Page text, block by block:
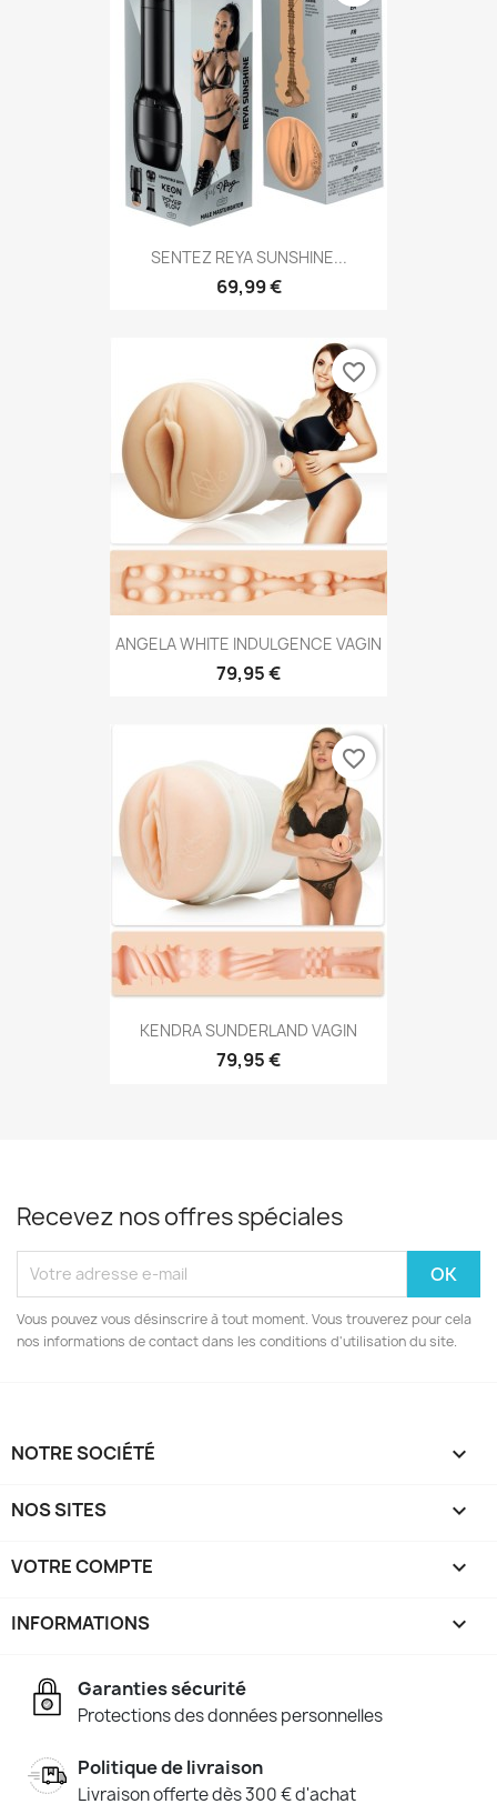
SENTEZ REYA SUNSHINE...
69,99 €
ANGELA WHITE INDULGENCE VAGIN
79,95 €
favorite_border
KENDRA SUNDERLAND VAGIN
79,95 €
favorite_border
Recevez nos offres spéciales
Vous pouvez vous désinscrire à tout moment. Vous trouverez pour cela
nos informations de contact dans les conditions d'utilisation du site.
NOTRE SOCIÉTÉ 
NOS SITES 
VOTRE COMPTE 
INFORMATIONS keyboard_arrow_down
Garanties sécurité
Protections des données personnelles
Politique de livraison
Livraison offerte dès 300 € d'achat